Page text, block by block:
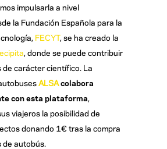
impulsarla a nivel
la Fundación Española para la
FECYT, se ha creado la
, donde se puede contribuir
carácter científico. La
ALSAcolabora
con esta plataforma
viajeros la posibilidad de
donando 1€ tras la compra
autobús.